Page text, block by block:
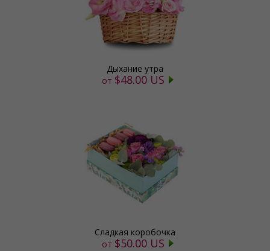
Дыхание утра
от $48.00 US
Сладкая коробочка
от $50.00 US